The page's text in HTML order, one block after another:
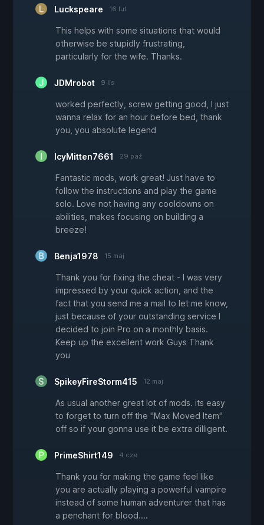
Luckspeare 16 lut
This helps with some situations that would
otherwise be stupidly frustrating,
particularly for the wife. Thanks.
JDMrobot 9 lis
worked perfectly, screw getting good, I just
wanna relax for an hour before bed, thank
you, you absolute legend
IcyMitten7661 29 paź
Fantastic mods, work great! Just have to
follow the instructions and play the game
solo. Love not having any cooldowns on
abilities, makes focusing on building a
breeze!
Benja1978 15 maj
Thank you for fixing the cheat - I was very
impressed by your quick action, and the
fact that you send me a mail to let me know,
just because of your outstanding service I
decided to join Pro on a monthly basis.
Keep up the excellent work Guys Thank
you
SpikeyFireStorm415 12 maj
As usual another great lot of mods. its easy
to forget to turn off the "Max Moved Item"
off so if your gonna use it be extra dilligent.
PrimeShirt149 4 cze
Thank you for making the game feel like
you are actually playing a powerful vampire
instead of some human adventurer that has
a penchant for blood....